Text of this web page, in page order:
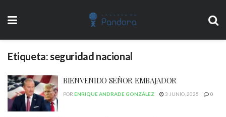
Etiqueta:seguridad nacional
BIENVENIDO SEÑOR EMBAJADOR
POR ENRIQUE ANDRADE GONZÁLEZ 3 JUNIO, 2025 0